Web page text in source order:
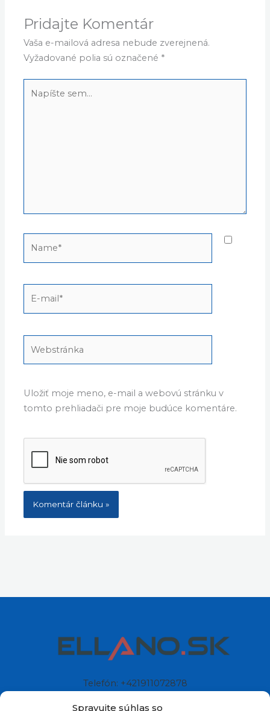
Spravujte súhlas so
Pridajte Komentár
Vaša e-mailová adresa nebude zverejnená.
Vyžadované polia sú označené *
sem...
Uložiť moje meno, e-mail a webovú stránku v
tomto prehliadači pre moje budúce komentáre.
Telefón: +421911072878